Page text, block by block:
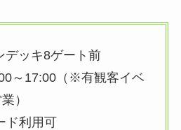
デッキ8ゲート前
～17:00（※有観客イベ
）
ド利用可